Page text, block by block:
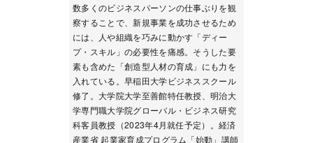
数多くのビジネスパーソンの仕事ぶりを観
察することで、新規事業を成功させるため
には、人や組織を巧みに動かす「ディー
プ・スキル」の必要性を痛感。そうした要
素も含めた「創造型人材の育成」にも力を
入れている。早稲田大学ビジネススクール
修了。大学院大学至善館特任教授、明治大
学専門職大学院グローバル・ビジネス研究
科客員教授（2023年4月就任予定）。経済
産業省 起業家育成プログラム「始動」講師